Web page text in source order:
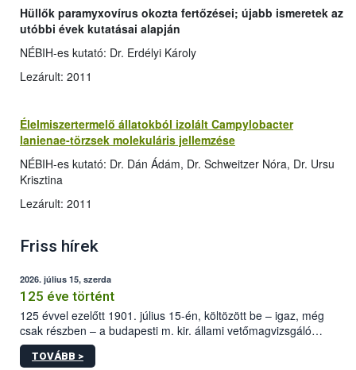
Hüllők paramyxovírus okozta fertőzései; újabb ismeretek az
utóbbi évek kutatásai alapján
NÉBIH-es kutató: Dr. Erdélyi Károly
Lezárult: 2011
Élelmiszertermelő állatokból izolált Campylobacter
lanienae-törzsek molekuláris jellemzése
NÉBIH-es kutató: Dr. Dán Ádám, Dr. Schweitzer Nóra, Dr. Ursu
Krisztina
Lezárult: 2011
Friss hírek
2026. július 15, szerda
125 éve történt
125 évvel ezelőtt 1901. július 15-én, költözött be – igaz, még
csak részben – a budapesti m. kir. állami vetőmagvizsgáló
állomás a Kis Rókus utca 15. szám alatti, Czigler Győző által
tervezett új épületébe.
TOVÁBB >